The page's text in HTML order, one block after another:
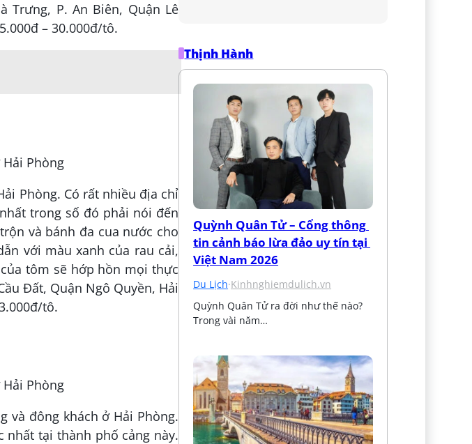
P. An Biên, Quận Lê
– 30.000đ/tô.
Phòng. Có rất nhiều địa chỉ
trong số đó phải nói đến
và bánh đa cua nước cho
với màu xanh của rau cải,
tôm sẽ hớp hồn mọi thực
Đất, Quận Ngô Quyền, Hải
tô.
và đông khách ở Hải Phòng.
tại thành phố cảng này.
Thịnh Hành
Quỳnh Quân Tử – Cổng thông
tin cảnh báo lừa đảo uy tín tại
Việt Nam 2026
Du Lịch·Kinhnghiemdulich.vn
Quỳnh Quân Tử ra đời như thế nào?
Trong vài năm…